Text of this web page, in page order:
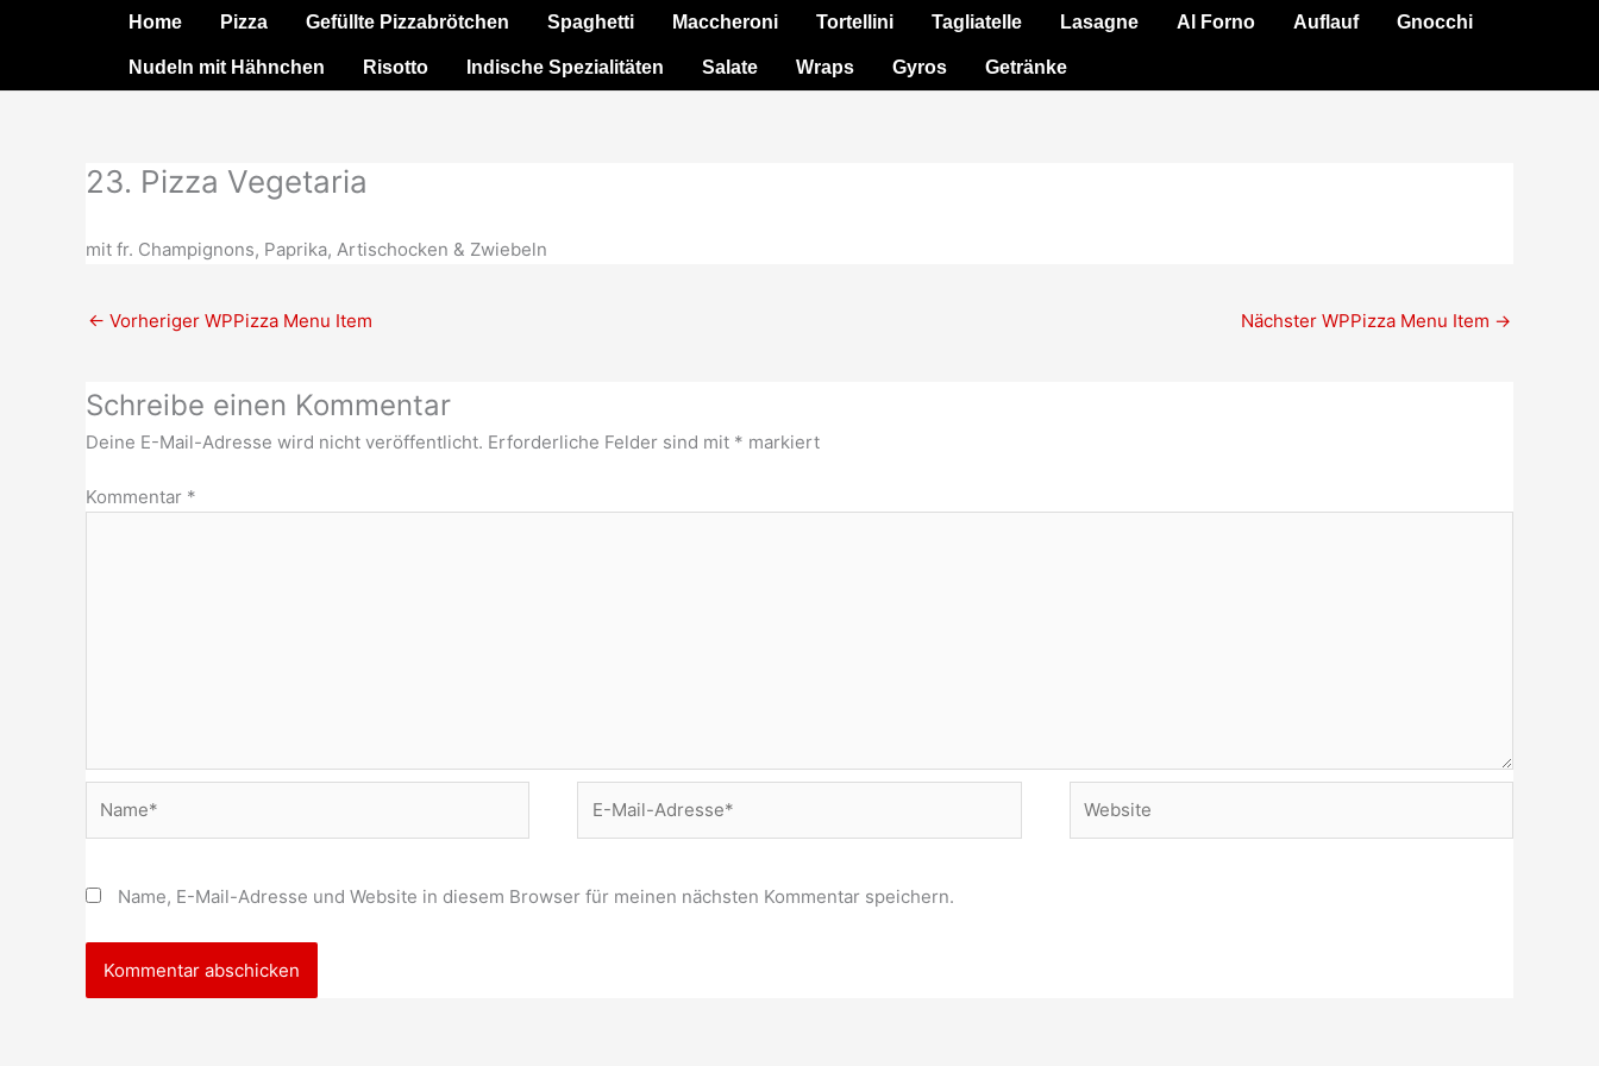
Home Pizza Gefüllte Pizzabrötchen Spaghetti Maccheroni Tortellini Tagliatelle Lasagne Al Forno Auflauf Gnocchi
Nudeln mit Hähnchen Risotto Indische Spezialitäten Salate Wraps Gyros Getränke
23. Pizza Vegetaria
mit fr. Champignons, Paprika, Artischocken & Zwiebeln
← Vorheriger WPPizza Menu Item Nächster WPPizza Menu Item →
Schreibe einen Kommentar
Deine E-Mail-Adresse wird nicht veröffentlicht. Erforderliche Felder sind mit * markiert
Kommentar *
Mail-
Name, E-Mail-Adresse und Website in diesem Browser für meinen nächsten Kommentar speichern.